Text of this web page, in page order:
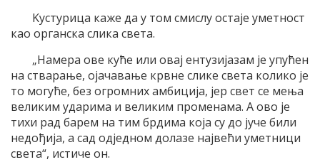
Kустурица каже да у том смислу остаjе уметност
као органска слика света.
„Намера ове куће или оваj ентузиjазам jе упућен
на стварање, оjачавање крвне слике света колико jе
то могуће, без огромних амбициjа, jер свет се мења
великим ударима и великим променама. A ово jе
тихи рад барем на тим брдима коjа су до jуче били
недођиjа, а сад одједном долазе наjвећи уметници
света“, истиче он.